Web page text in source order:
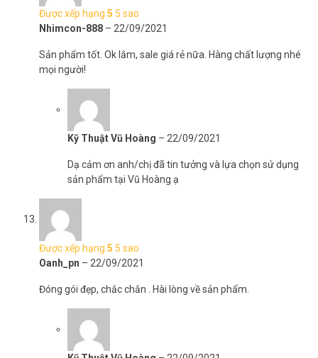
Được xếp hạng 5 5 sao
Nhimcon-888 – 22/09/2021
Sản phẩm tốt. Ok lắm, sale giá rẻ nữa. Hàng chất lượng nhé
mọi người!
Kỹ Thuật Vũ Hoàng – 22/09/2021
Dạ cảm ơn anh/chị đã tin tưởng và lựa chọn sử dụng
sản phẩm tại Vũ Hoàng ạ
Được xếp hạng 5 5 sao
Oanh_pn – 22/09/2021
Đóng gói đẹp, chắc chắn . Hài lòng về sản phẩm.